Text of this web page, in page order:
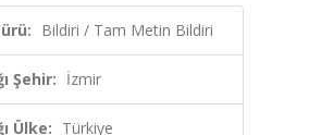
Bildiri / Tam Metin Bildiri
Şehir: İzmir
Ülke: Türkiye